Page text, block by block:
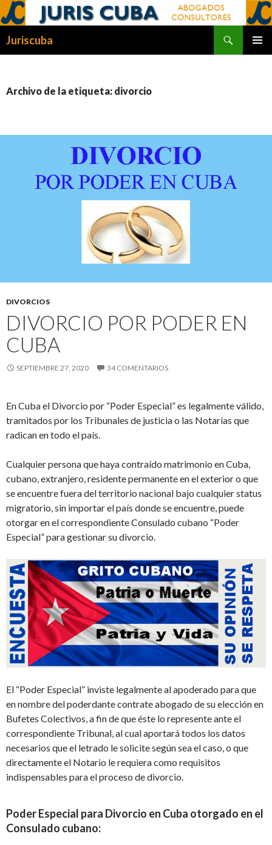
Juriscuba
Archivo de la etiqueta: divorcio
DIVORCIOS
DIVORCIO POR PODER EN
CUBA
SEPTIEMBRE 27, 2020 34 COMENTARIOS
En Cubael Divorcio por “Poder Especial”es legalmente válido,
tramitados por los Tribunales de justiciao las Notarías que
radican en todo el país.
Cualquierpersonaque haya contraído matrimonio en Cuba,
cubano, extranjero, residente permanente en el exterioro que
se encuentrefuera del territorio nacional bajo cualquier status
migratorio, sin importar el país donde se encuentre, puede
otorgaren el correspondiente Consulado cubano “Poder
Especial”paragestionar sudivorcio.
El “Poder Especial” inviste legalmente al apoderado para que
en nombre del poderdante contrate abogado de su elección en
Bufetes Colectivos,a fin de que éste lo represente ante el
correspondiente Tribunal, al cual aportará todos los datos
necesarios que el letrado lesolicite según sea el caso, o que
directamente el Notario le requieracomo requisitos
indispensables para el proceso de divorcio.
Poder Especial para Divorcio en Cuba otorgado en el
Consulado cubano: